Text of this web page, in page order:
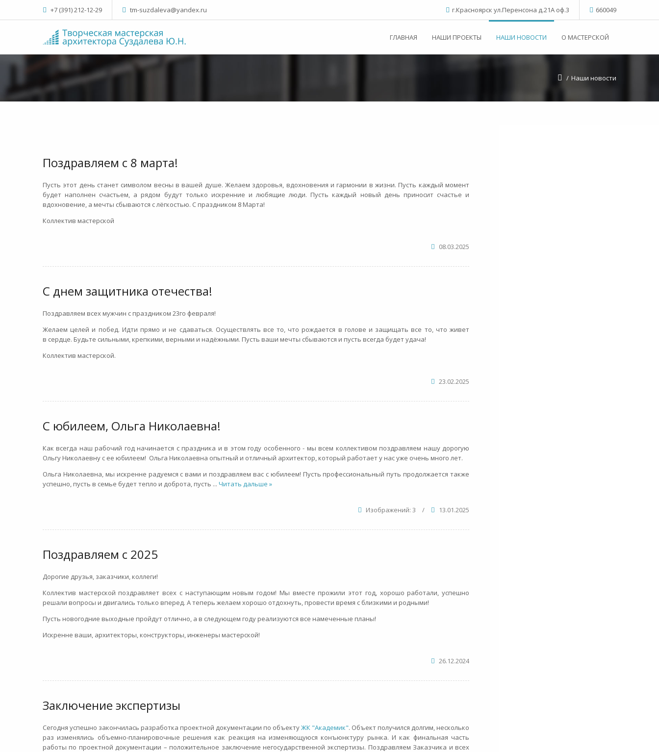
+7 (391) 212-12-29 tm-suzdaleva@yandex.ru г.Красноярск ул.Перенсона д.21А оф.3 660049
ГЛАВНАЯ НАШИ ПРОЕКТЫ НАШИ НОВОСТИ О МАСТЕРСКОЙ
/ Наши новости
Поздравляем с 8 марта!
Пусть этот день станет символом весны в вашей душе. Желаем здоровья, вдохновения и гармонии в жизни. Пусть каждый момент
будет наполнен счастьем, а рядом будут только искренние и любящие люди. Пусть каждый новый день приносит счастье и
вдохновение, а мечты сбываются с лёгкостью. С праздником 8 Марта!
Коллектив мастерской
08.03.2025
С днем защитника отечества!
Поздравляем всех мужчин с праздником 23го февраля!
Желаем целей и побед. Идти прямо и не сдаваться. Осуществлять все то, что рождается в голове и защищать все то, что живет
в сердце. Будьте сильными, крепкими, верными и надёжными. Пусть ваши мечты сбываются и пусть всегда будет удача!
Коллектив мастерской.
23.02.2025
С юбилеем, Ольга Николаевна!
Как всегда наш рабочий год начинается с праздника и в этом году особенного - мы всем коллективом поздравляем нашу дорогую
Ольгу Николаевну с ее юбилеем! Ольга Николаевна опытный и отличный архитектор, который работает у нас уже очень много лет.
Ольга Николаевна, мы искренне радуемся с вами и поздравляем вас с юбилеем! Пусть профессиональный путь продолжается также
успешно, пусть в семье будет тепло и доброта, пусть ... Читать дальше »
Изображений: 3 / 13.01.2025
Поздравляем с 2025
Дорогие друзья, заказчики, коллеги!
Коллектив мастерской поздравляет всех с наступающим новым годом! Мы вместе прожили этот год, хорошо работали, успешно
решали вопросы и двигались только вперед. А теперь желаем хорошо отдохнуть, провести время с близкими и родными!
Пусть новогодние выходные пройдут отлично, а в следующем году реализуются все намеченные планы!
Искренне ваши, архитекторы, конструкторы, инженеры мастерской!
26.12.2024
Заключение экспертизы
Сегодня успешно закончилась разработка проектной документации по объектуЖК "Академик". Объект получился долгим, несколько
раз изменялись объемно-планировочные решения как реакция на изменяющуюся конъюнктуру рынка. И как финальная часть
работы по проектной документации – положительное заключение негосударственной экспертизы. Поздравляем Заказчика и всех